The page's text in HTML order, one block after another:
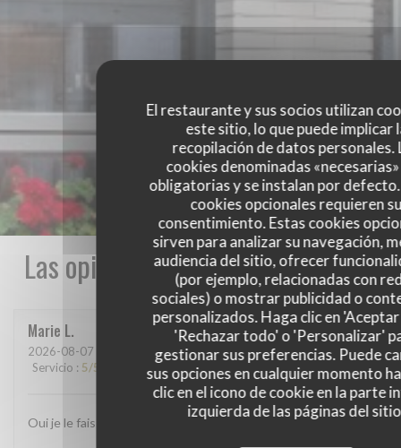
El restaurante y sus socios utilizan
este sitio, lo que puede implicar
recopilación de datos personales.
cookies denominadas
obligatorias y se instalan por
cookies opcionales requieren
consentimiento. Estas cookies
sirven para analizar su navegación,
audiencia del sitio, ofrecer
(por ejemplo, relacionadas con
sociales) o mostrar publicidad o
personalizados. Haga clic en
'Rechazar todo' o 'Personalizar'
gestionar sus preferencias. Puede
sus opciones en cualquier momento
clic en el icono de cookie en la parte
izquierda de las páginas del
Las opiniones de nuestros clientes
Marie L
2026-08-07 - 13:15 - Invitados 2
Servicio : 5/5 Ambiente: Menú Calidad / Precio
Oui je le fais